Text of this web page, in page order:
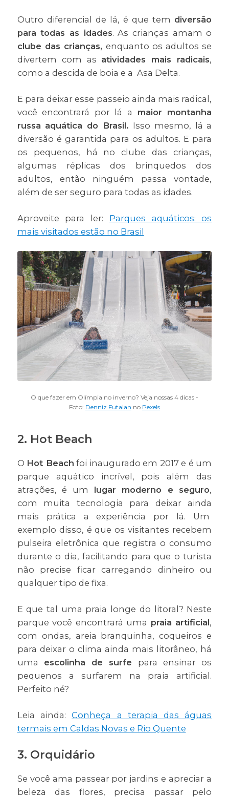
Outro diferencial de lá, é que tem diversão
para todas as idades. As crianças amam o
clube das crianças, enquanto os adultos se
divertem com as atividades mais radicais,
como a descida de boia e a Asa Delta.
E para deixar esse passeio ainda mais radical,
você encontrará por lá a maior montanha
russa aquática do Brasil. Isso mesmo, lá a
diversão é garantida para os adultos. E para
os pequenos, há no clube das crianças,
algumas réplicas dos brinquedos dos
adultos, então ninguém passa vontade,
além de ser seguro para todas as idades.
Aproveite para ler: Parques aquáticos: os
mais visitados estão no Brasil
O que fazer em Olímpia no inverno? Veja nossas 4 dicas -
Foto: Denniz Futalan no Pexels
2. Hot Beach
O Hot Beach foi inaugurado em 2017 e é um
parque aquático incrível, pois além das
atrações, é um lugar moderno e seguro,
com muita tecnologia para deixar ainda
mais prática a experiência por lá. Um
exemplo disso, é que os visitantes recebem
pulseira eletrônica que registra o consumo
durante o dia, facilitando para que o turista
não precise ficar carregando dinheiro ou
qualquer tipo de fixa.
E que tal uma praia longe do litoral? Neste
parque você encontrará uma praia artificial,
com ondas, areia branquinha, coqueiros e
para deixar o clima ainda mais litorâneo, há
uma escolinha de surfe para ensinar os
pequenos a surfarem na praia artificial.
Perfeito né?
Leia ainda:Conheça a terapia das águas
termais em Caldas Novas e Rio Quente
3. Orquidário
Se você ama passear por jardins e apreciar a
beleza das flores, precisa passar pelo